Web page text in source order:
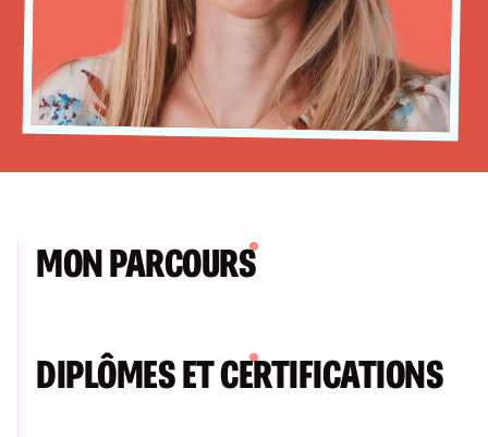
MON PARCOURS
DIPLÔMES ET CERTIFICATIONS